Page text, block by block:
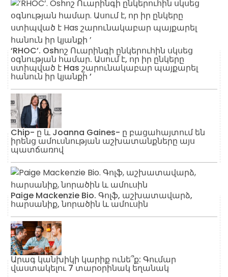
‘RHOC’. Oshոշ Ուարինգի ընկերուհին սկսեց
օգնության համար. Ասում է, որ իր ընկերը
ստիպված է Has շարունակաբար պայքարել
հանուն իր կյանքի ’
Chip- ը և Joanna Gaines- ը բացահայտում են
իրենց ամուսնության աշխատանքները այս
պատճառով
Paige Mackenzie Bio. Գոլֆ, աշխատավարձ,
հարսանիք, նորածին և ամուսին
Արագ կանխիկի կարիք ունե՞ք: Գումար
վաստակելու 7 տարօրինակ եղանակ